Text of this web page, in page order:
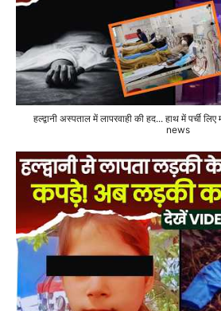
हल्द्वानी अस्पताल में लापरवाही की हद... हाथ में पर्ची
news